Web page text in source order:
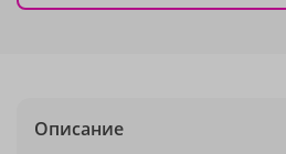
Описание